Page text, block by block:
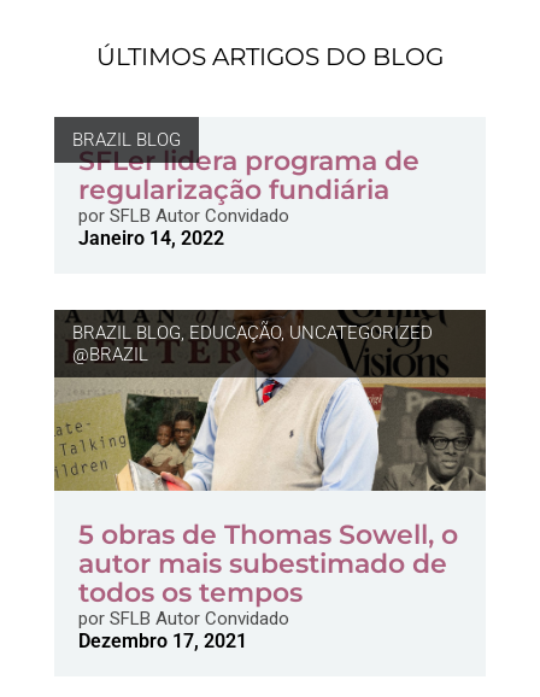
ÚLTIMOS ARTIGOS DO BLOG
BRAZIL BLOG
SFLer lidera programa de
regularização fundiária
porSFLB Autor Convidado
Janeiro 14, 2022
BRAZIL BLOG, EDUCAÇÃO, UNCATEGORIZED
@BRAZIL
5 obras de Thomas Sowell, o
autor mais subestimado de
todos os tempos
porSFLB Autor Convidado
Dezembro 17, 2021